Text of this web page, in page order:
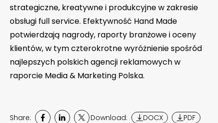
strategiczne, kreatywne i produkcyjne w zakresie
obsługi full service. Efektywność Hand Made
potwierdzają nagrody, raporty branżowe i oceny
klientów, w tym czterokrotne wyróżnienie spośród
najlepszych polskich agencji reklamowych w
raporcie Media & Marketing Polska.
Share: Download: DOCX PDF